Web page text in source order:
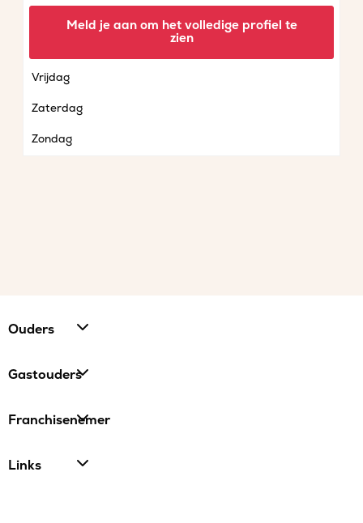
Vrijdag
Zaterdag
Zondag
Meld je aan om het volledige profiel te
zien
Ouders
Gastouders
Franchisenemer
Links